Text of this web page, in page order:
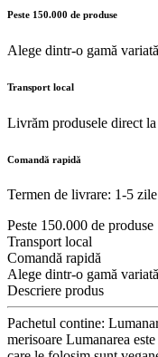
Peste 150.000 de produse
Alege dintr-o gamă variată
Transport local
Livrăm produsele direct la
Comandă rapidă
Termen de livrare: 1-5 zile
Peste 150.000 de produse
Transport local
Comandă rapidă
Alege dintr-o gamă variată
Descriere produs
Pachetul contine:
merisoare Lumanarea